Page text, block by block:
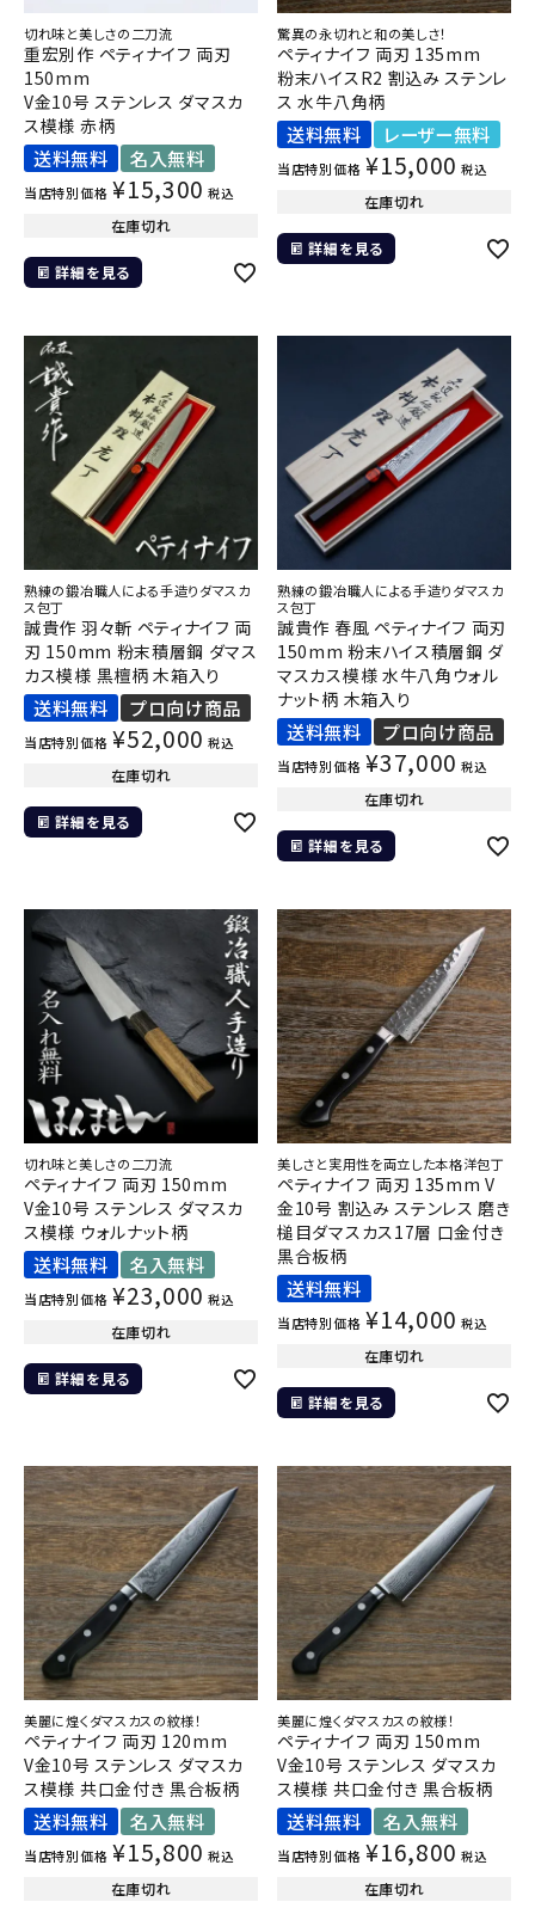
切れ味と美しさの二刀流
重宏別作 ペティナイフ 両刃
150mm
V金10号 ステンレス ダマスカ
ス模様 赤柄
送料無料 名入無料
当店特別価格 ¥15,300 税込
在庫切れ
詳細を見る
驚異の永切れと和の美しさ！
ペティナイフ 両刃 135mm
粉末ハイスR2 割込み ステンレ
ス 水牛八角柄
送料無料 レーザー無料
当店特別価格 ¥15,000 税込
在庫切れ
詳細を見る
熟練の鍛冶職人による手造りダマスカ
ス包丁
誠貴作 羽々斬 ペティナイフ 両
刃 150mm 粉末積層鋼 ダマス
カス模様 黒檀柄 木箱入り
送料無料 プロ向け商品
当店特別価格 ¥52,000 税込
在庫切れ
詳細を見る
熟練の鍛冶職人による手造りダマスカ
ス包丁
誠貴作 春風 ペティナイフ 両刃
150mm 粉末ハイス積層鋼 ダ
マスカス模様 水牛八角ウォル
ナット柄 木箱入り
送料無料 プロ向け商品
当店特別価格 ¥37,000 税込
在庫切れ
詳細を見る
切れ味と美しさの二刀流
ペティナイフ 両刃 150mm
V金10号 ステンレス ダマスカ
ス模様 ウォルナット柄
送料無料 名入無料
当店特別価格 ¥23,000 税込
在庫切れ
詳細を見る
美しさと実用性を両立した本格洋包丁
ペティナイフ 両刃 135mm V
金10号 割込み ステンレス 磨き
槌目ダマスカス17層 口金付き
黒合板柄
送料無料
当店特別価格 ¥14,000 税込
在庫切れ
詳細を見る
美麗に煌くダマスカスの紋様！
ペティナイフ 両刃 120mm
V金10号 ステンレス ダマスカ
ス模様 共口金付き 黒合板柄
送料無料 名入無料
当店特別価格 ¥15,800 税込
在庫切れ
美麗に煌くダマスカスの紋様！
ペティナイフ 両刃 150mm
V金10号 ステンレス ダマスカ
ス模様 共口金付き 黒合板柄
送料無料 名入無料
当店特別価格 ¥16,800 税込
在庫切れ